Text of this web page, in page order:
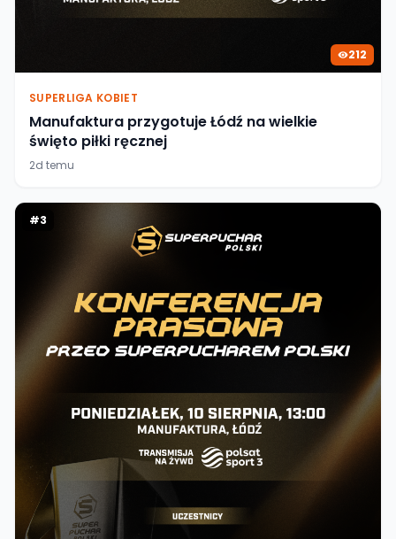
212
SUPERLIGA KOBIET
Manufaktura przygotuje Łódź na wielkie
święto piłki ręcznej
2d temu
#3